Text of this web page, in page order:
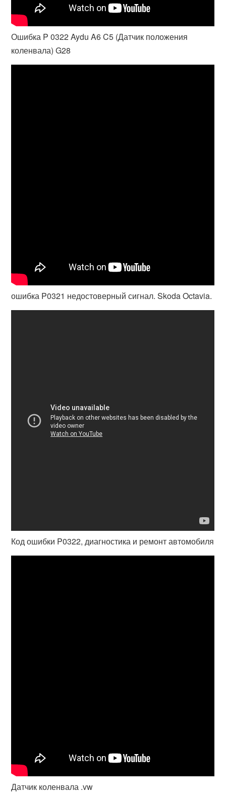
Ошибка P 0322 Aydu A6 C5 (Датчик положения
коленвала) G28
ошибка P0321 недостоверный сигнал. Skoda Octavia.
Код ошибки P0322, диагностика и ремонт автомобиля
Датчик коленвала .vw